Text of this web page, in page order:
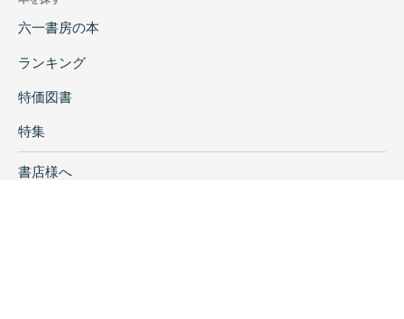
六一書房の本
ランキング
特価図書
特集
書店様へ